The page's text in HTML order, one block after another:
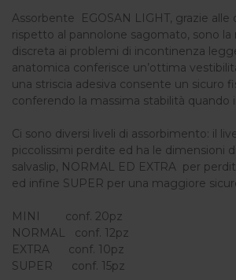
Assorbente EGOSAN LIGHT, grazie
rispetto al pannolone sagomato, sono la
discreta ai problemi di incontinenza
anatomica conferisce un’ottima
una striscia adesiva consente un sicuro
conferendo la massima stabilità quando
Ci sono diversi liveli di assorbimento: il
piccolissimi perdite ed ha le dimensioni
salvaslip, NORMAL ED EXTRA per
ed infine SUPER per una maggiore
MINI conf. 20pz
NORMAL conf. 12pz
EXTRA conf. 10pz
SUPER conf. 15pz